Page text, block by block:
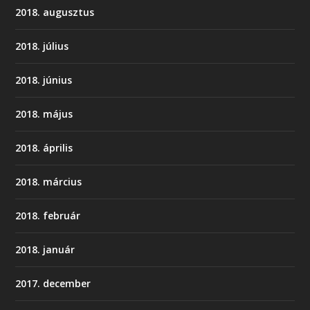
2018. augusztus
2018. július
2018. június
2018. május
2018. április
2018. március
2018. február
2018. január
2017. december